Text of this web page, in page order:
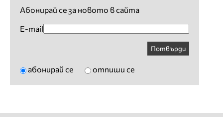
Абонирай се за новото в сайта
E-mail
Потвърди
абонирай се отпиши се